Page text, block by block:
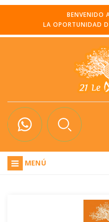
BENVENIDO
LA OPORTUNIDAD
MENÚ